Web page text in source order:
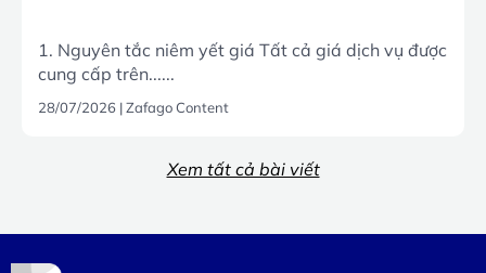
1. Nguyên tắc niêm yết giá Tất cả giá dịch vụ được
cung cấp trên......
28/07/2026 |Zafago Content
Xem tất cả bài viết